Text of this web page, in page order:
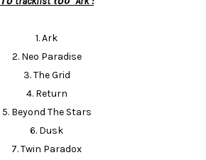
1.Ark
2. Neo Paradise
3. The Grid
4. Return
5. Beyond The Stars
6. Dusk
7. Twin Paradox